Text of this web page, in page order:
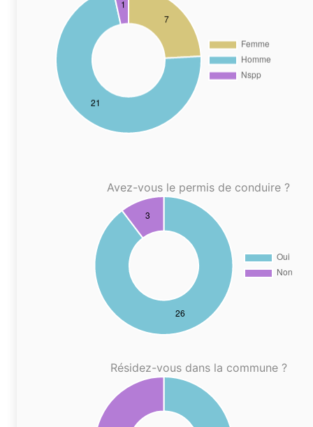
Avez-vous le permis de conduire ?
Résidez-vous dans la commune ?